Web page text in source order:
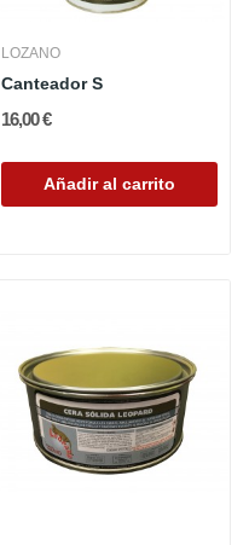
LOZANO
Canteador S
16,00 €
Añadir al carrito